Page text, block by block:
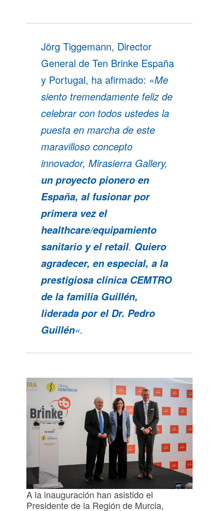
Jörg Tiggemann, Director
General de Ten Brinke España
y Portugal, ha afirmado: «Me
siento tremendamente feliz de
celebrar con todos ustedes la
puesta en marcha de este
maravilloso concepto
innovador, Mirasierra Gallery,
un proyecto pionero en
España, al fusionar por
primera vez el
healthcare/equipamiento
sanitario y el retail. Quiero
agradecer, en especial, a la
prestigiosa clínica CEMTRO
de la familia Guillén,
liderada por el Dr. Pedro
Guillén«.
A la inauguración han asistido el
Presidente de la Región de Murcia,